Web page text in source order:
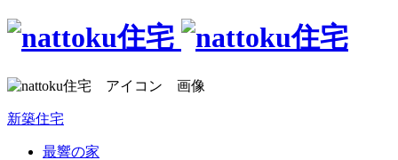
新築住宅
最響の家